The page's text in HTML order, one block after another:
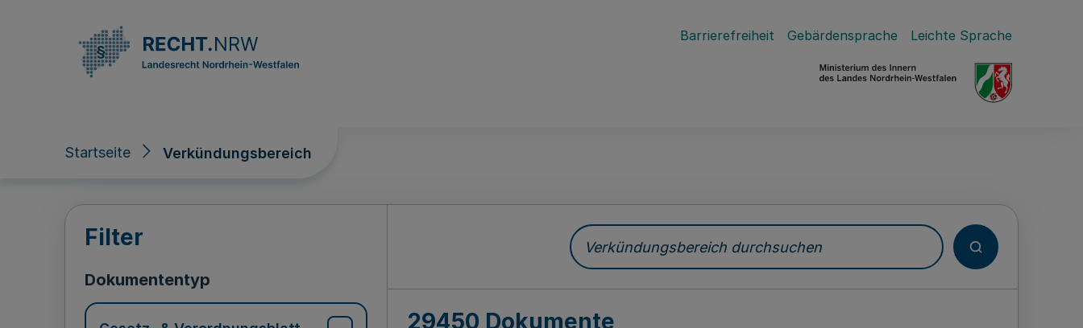
Barrierefreiheit Gebärdensprache Leichte Sprache
Startseite Verkündungsbereich
Verkündungsbereich
Filter
Dokumententyp
Verkündungsbereich durchsuchen
29450 Dokumente